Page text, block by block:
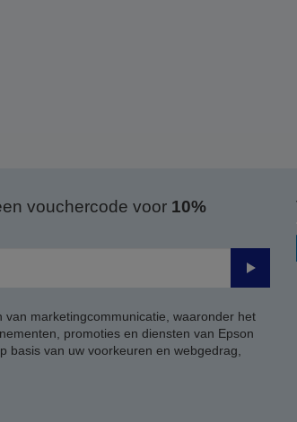
vouchercode voor 10%
marketingcommunicatie, waaronder het
promoties en diensten van Epson
basis van uw voorkeuren en webgedrag,